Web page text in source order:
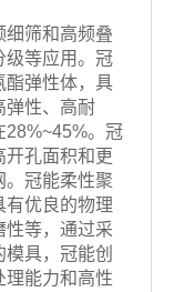
细筛和高频叠
级等应用。冠
酯弹性体，具
弹性、高耐
28%~45%。冠
开孔面积和更
。冠能柔性聚
有优良的物理
性等，通过采
具，冠能创
理能力和高性